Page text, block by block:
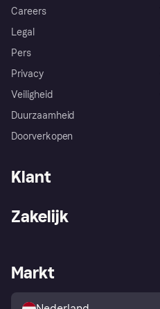
Careers
Legal
Pers
Privacy
Veiligheid
Duurzaamheid
Doorverkopen
Klant
Winkeloverzicht
Kopersbescherming voor
consumenten
Zakelijk
Zakelijke login
Markt